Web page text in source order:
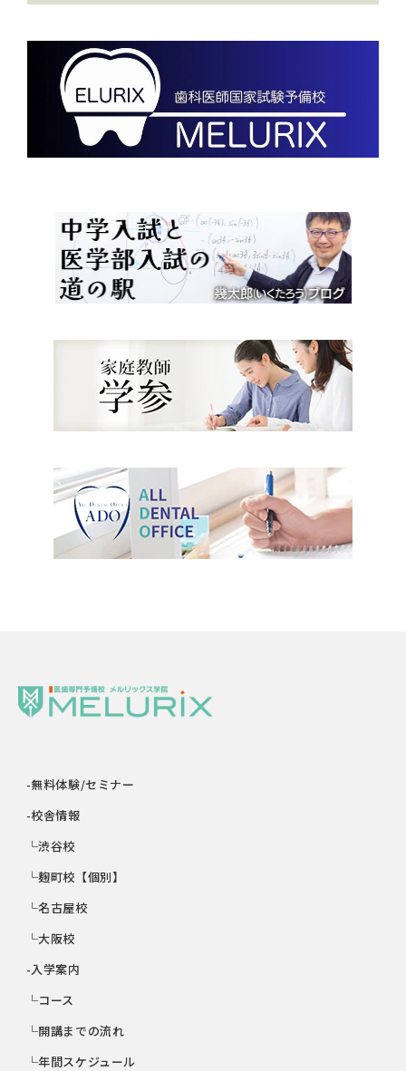
-無料体験/セミナー
-校舎情報
└渋谷校
└麹町校【個別】
└名古屋校
└大阪校
-入学案内
└コース
└開講までの流れ
└年間スケジュール